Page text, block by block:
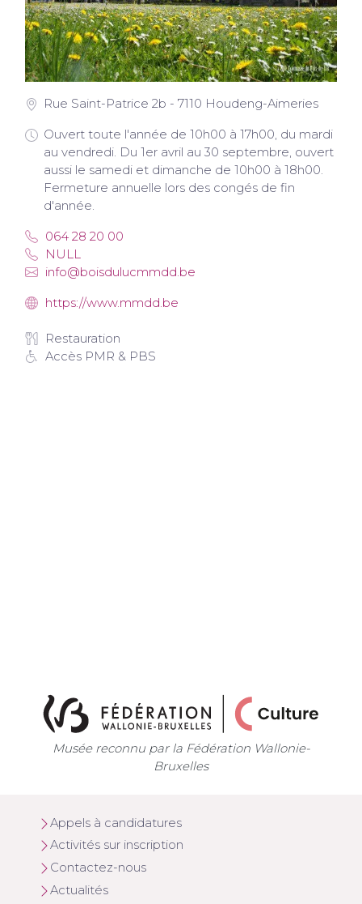
Rue Saint-Patrice 2b - 7110 Houdeng-Aimeries
Ouvert toute l'année de 10h00 à 17h00, du mardi
au vendredi. Du 1er avril au 30 septembre, ouvert
aussi le samedi et dimanche de 10h00 à 18h00.
Fermeture annuelle lors des congés de fin
d'année.
064 28 20 00
NULL
info@boisdulucmmdd.be
https://www.mmdd.be
Restauration
Accès PMR & PBS
Musée reconnu par la Fédération Wallonie-
Bruxelles
Appels à candidatures
Activités sur inscription
Contactez-nous
Actualités